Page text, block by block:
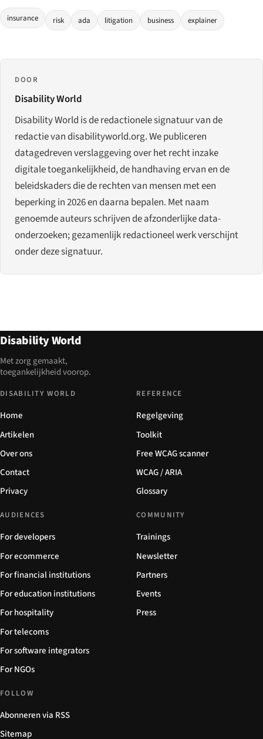
insurance risk ada litigation business explainer
DOOR
Disability World
Disability World is de redactionele signatuur van de
redactie van disabilityworld.org. We publiceren
datagedreven verslaggeving over het recht inzake
digitale toegankelijkheid, de handhaving ervan en de
beleidskaders die de rechten van mensen met een
beperking in 2026 en daarna bepalen. Met naam
genoemde auteurs schrijven de afzonderlijke data-
onderzoeken; gezamenlijk redactioneel werk verschijnt
onder deze signatuur.
Disability World
Met zorg gemaakt,
toegankelijkheid voorop.
DISABILITY WORLD
Home
Artikelen
Over ons
Contact
Privacy
REFERENCE
Regelgeving
Toolkit
Free WCAG scanner
WCAG / ARIA
Glossary
AUDIENCES
For developers
For ecommerce
For financial institutions
For education institutions
For hospitality
For telecoms
For software integrators
For NGOs
COMMUNITY
Trainings
Newsletter
Partners
Events
Press
FOLLOW
Abonneren via RSS
Sitemap